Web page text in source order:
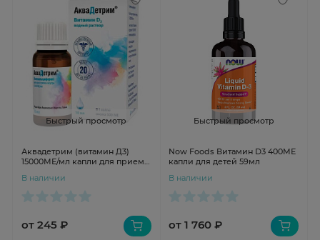
Быстрый просмотр
Аквадетрим (витамин Д3)
15000МЕ/мл капли для приема
В наличии
от 245 ₽
Быстрый просмотр
Now Foods Витамин D3 400МЕ
капли для детей 59мл
В наличии
от 1 760 ₽